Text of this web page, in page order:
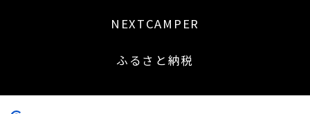
NEXTCAMPER
ふるさと納税